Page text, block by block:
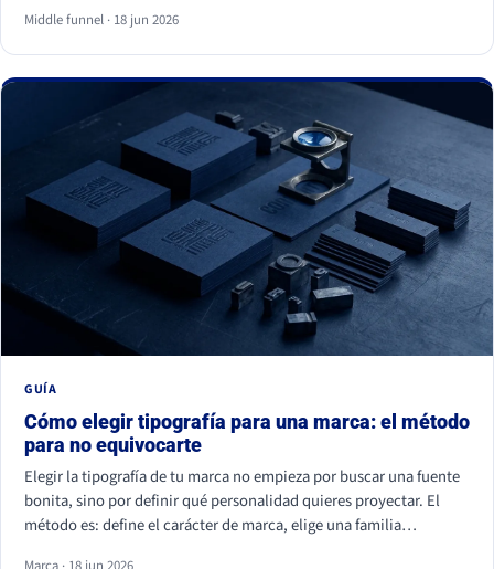
lead (MQL a SQL). Las impresiones, los likes y los seguidores no
cuentan: son volumen, no preferencia.
Middle funnel · 18 jun 2026
GUÍA
Cómo elegir tipografía para una marca: el método
para no equivocarte
Elegir la tipografía de tu marca no empieza por buscar una fuente
bonita, sino por definir qué personalidad quieres proyectar. El
método es: define el carácter de marca, elige una familia